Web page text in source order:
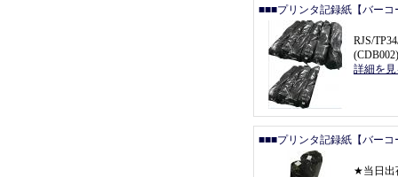
■■■プリンタ記録紙【バー
RJS/
(CDB002)
詳細を
■■■プリンタ記録紙【バー
★当日